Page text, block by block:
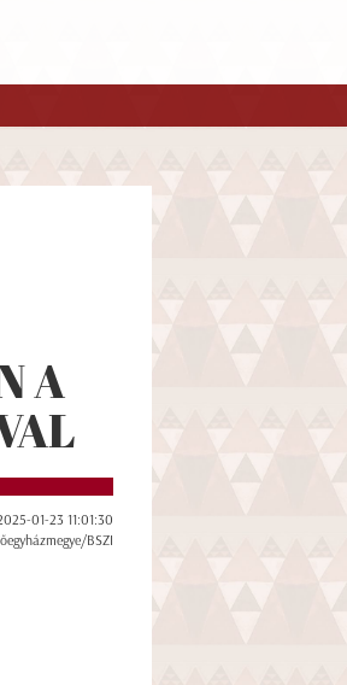
A
01-23 11:01:30
BSZI